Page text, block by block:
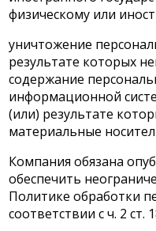
физическому или
уничтожение
результате которых
содержание
информационной
(или) результате
материальные
Компания обязана
обеспечить
Политике обработки
соответствии с ч. 2 ст.